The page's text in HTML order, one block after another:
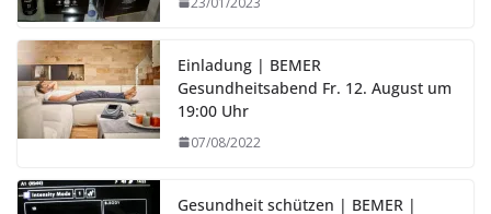
Einladung | BEMER
Gesundheitsabend Fr. 12. August um
19:00 Uhr
07/08/2022
Gesundheit schützen | BEMER |